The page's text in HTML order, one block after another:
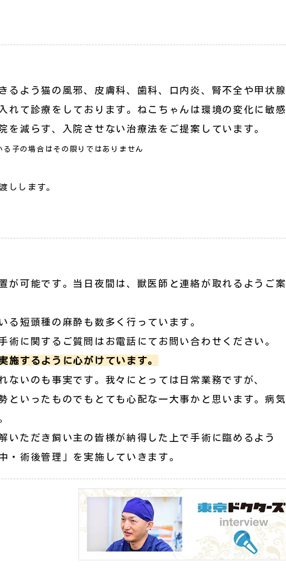
るよう猫の風邪、皮膚科、歯科、口内炎、腎不全や甲状腺
れて診療をしております。ねこちゃんは環境の変化に敏感
を減らす、入院させない治療法をご提案しています。
子の場合はその限りではありません
しします。
が可能です。当日夜間は、獣医師と連絡が取れるようご案
る短頭種の麻酔も数多く行っています。
術に関するご質問はお電話にてお問い合わせください。
施するように心がけています。
ないのも事実です。我々にとっては日常業務ですが、
といったものでもとても心配な一大事かと思います。病気
いただき飼い主の皆様が納得した上で手術に臨めるよう
・術後管理」を実施していきます。